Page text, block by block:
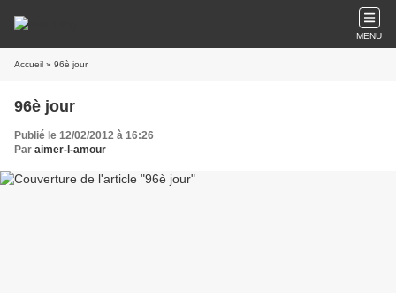
MENU
Accueil » 96è jour
96è jour
Publié le 12/02/2012 à 16:26
Par aimer-l-amour